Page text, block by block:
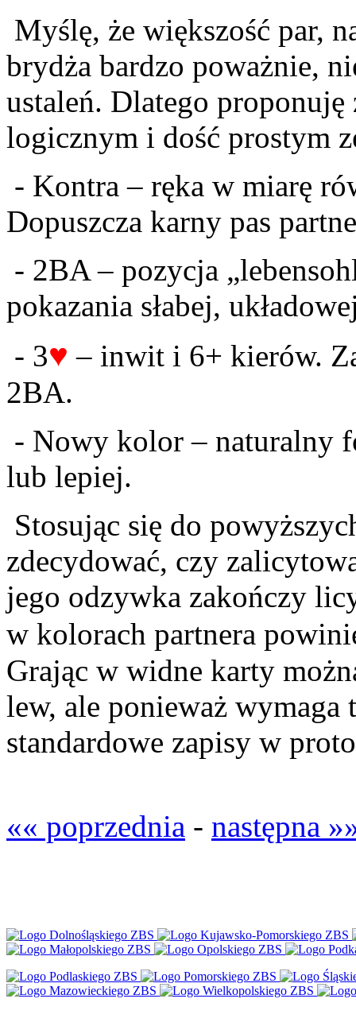
Myślę, że większość par,
brydża bardzo poważnie,
ustaleń. Dlatego proponuję
logicznym i dość prostym
- Kontra – ręka w miarę
Dopuszcza karny pas
- 2BA – pozycja
pokazania słabej,
- 3♥ – inwit i 6+ kierów.
2BA.
- Nowy kolor – naturalny
lub lepiej.
Stosując się do
zdecydować, czy
jego odzywka zakończy
w kolorach partnera
Grając w widne karty
lew, ale ponieważ
standardowe zapisy w
«« poprzednia - następna